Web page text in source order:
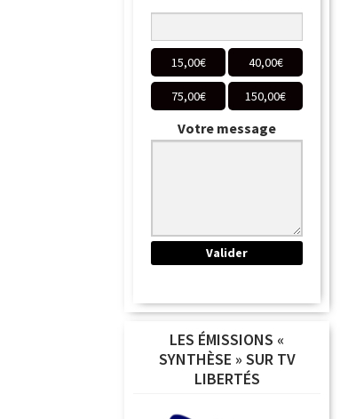
15,00€ 40,00€
75,00€ 150,00€
Votre message
LES ÉMISSIONS «
SYNTHÈSE » SUR TV
LIBERTÉS